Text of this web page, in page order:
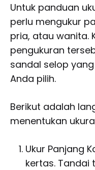
Untuk panduan
perlu mengukur
pria, atau wanita.
pengukuran
sandal selop
Anda pilih.
Berikut adalah
menentukan
Ukur Panjang
kertas. Tandai